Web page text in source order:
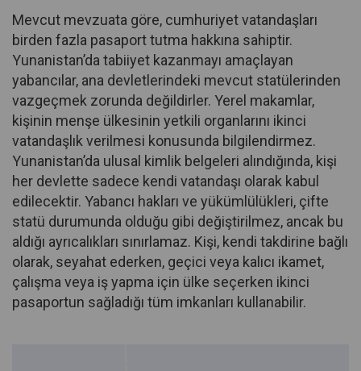
Mevcut mevzuata göre, cumhuriyet vatandaşları
birden fazla pasaport tutma hakkına sahiptir.
Yunanistan’da tabiiyet kazanmayı amaçlayan
yabancılar, ana devletlerindeki mevcut statülerinden
vazgeçmek zorunda değildirler. Yerel makamlar,
kişinin menşe ülkesinin yetkili organlarını ikinci
vatandaşlık verilmesi konusunda bilgilendirmez.
Yunanistan’da ulusal kimlik belgeleri alındığında, kişi
her devlette sadece kendi vatandaşı olarak kabul
edilecektir. Yabancı hakları ve yükümlülükleri, çifte
statü durumunda olduğu gibi değiştirilmez, ancak bu
aldığı ayrıcalıkları sınırlamaz. Kişi, kendi takdirine bağlı
olarak, seyahat ederken, geçici veya kalıcı ikamet,
çalışma veya iş yapma için ülke seçerken ikinci
pasaportun sağladığı tüm imkanları kullanabilir.